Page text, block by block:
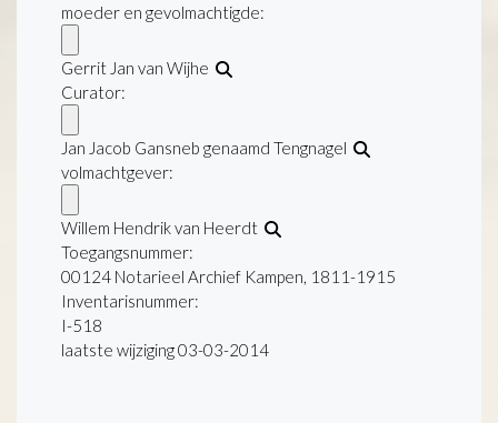
moeder en gevolmachtigde:
Gerrit Jan van Wijhe
Curator:
Jan Jacob Gansneb genaamd Tengnagel
volmachtgever:
Willem Hendrik van Heerdt
Toegangsnummer:
00124 Notarieel Archief Kampen, 1811-1915
Inventarisnummer:
I-518
laatste wijziging 03-03-2014